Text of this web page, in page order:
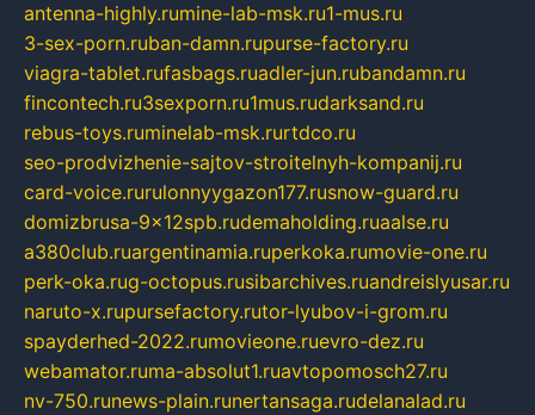
antenna-highly.rumine-lab-msk.ru1-mus.ru
3-sex-porn.ruban-damn.rupurse-factory.ru
viagra-tablet.rufasbags.ruadler-jun.rubandamn.ru
fincontech.ru3sexporn.ru1mus.rudarksand.ru
rebus-toys.ruminelab-msk.rurtdco.ru
seo-prodvizhenie-sajtov-stroitelnyh-kompanij.ru
card-voice.rurulonnyygazon177.rusnow-guard.ru
domizbrusa-9x12spb.rudemaholding.ruaalse.ru
a380club.ruargentinamia.ruperkoka.rumovie-one.ru
perk-oka.rug-octopus.rusibarchives.ruandreislyusar.ru
naruto-x.rupursefactory.rutor-lyubov-i-grom.ru
spayderhed-2022.rumovieone.ruevro-dez.ru
webamator.ruma-absolut1.ruavtopomosch27.ru
nv-750.runews-plain.runertansaga.rudelanalad.ru